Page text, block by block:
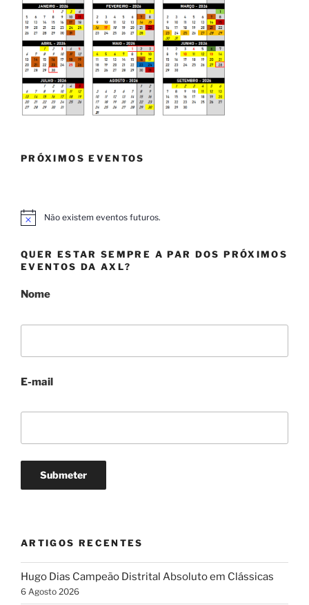
PRÓXIMOS EVENTOS
A
s
o
Não existem eventos futuros.
QUER ESTAR SEMPRE A PAR DOS PRÓXIMOS
EVENTOS DA AXL?
Nome
E-mail
ARTIGOS RECENTES
Hugo Dias Campeão Distrital Absoluto em Clássicas
6 Agosto 2026